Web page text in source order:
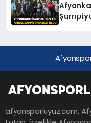
afyonsporluyuz.com,